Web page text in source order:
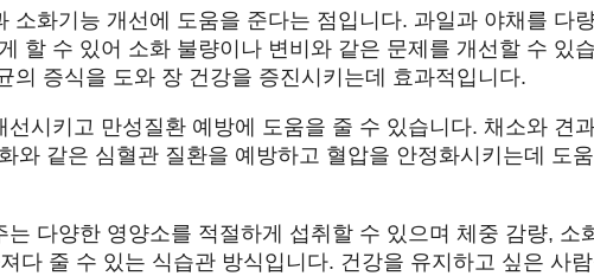
화기능 개선에 도움을 준다는 점입니다. 과일과 야채를 다
할 수 있어 소화 불량이나 변비와 같은 문제를 개선할 수 있
의 증식을 도와 장 건강을 증진시키는데 효과적입니다.
시키고 만성질환 예방에 도움을 줄 수 있습니다. 채소와 견
와 같은 심혈관 질환을 예방하고 혈압을 안정화시키는데 도
다양한 영양소를 적절하게 섭취할 수 있으며 체중 감량, 소
다 줄 수 있는 식습관 방식입니다. 건강을 유지하고 싶은 사